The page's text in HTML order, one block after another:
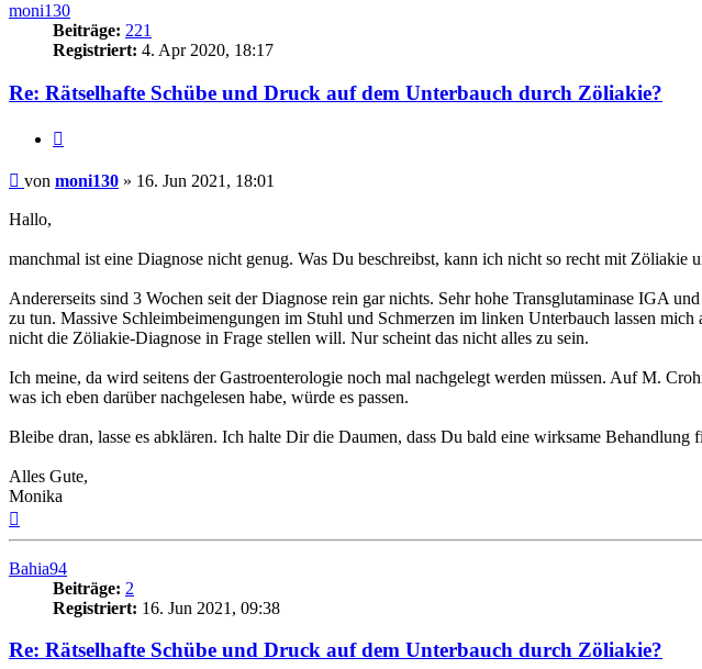
moni130
Beiträge: 221
Registriert: 4. Apr 2020, 18:17
Re: Rätselhafte Schübe und Druck auf dem Unterbauch durch Zöliakie?
Beitrag
von moni130 » 16. Jun 2021, 18:01
Hallo,
manchmal ist eine Diagnose nicht genug. Was Du beschreibst, kann ich nicht so recht mit Zöliakie
Andererseits sind 3 Wochen seit der Diagnose rein gar nichts. Sehr hohe Transglutaminase IGA
zu tun. Massive Schleimbeimengungen im Stuhl und Schmerzen im linken Unterbauch lassen
nicht die Zöliakie-Diagnose in Frage stellen will. Nur scheint das nicht alles zu sein.
Ich meine, da wird seitens der Gastroenterologie noch mal nachgelegt werden müssen. Auf M.
was ich eben darüber nachgelesen habe, würde es passen.
Bleibe dran, lasse es abklären. Ich halte Dir die Daumen, dass Du bald eine wirksame Behandlung
Alles Gute,
Monika
Bahia94
Beiträge: 2
Registriert: 16. Jun 2021, 09:38
Re: Rätselhafte Schübe und Druck auf dem Unterbauch durch Zöliakie?